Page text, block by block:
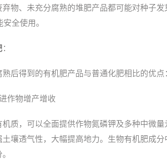
物、未充分腐熟的堆肥产品都可能对种子
全使用。
：
后得到的有机肥产品与普通化肥相比的优点：
作物增产增收
质，可以全面提供作物氮磷钾及多种中微
壤透气性，大幅提高地力。生物有机肥成